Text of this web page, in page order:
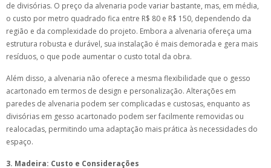
de divisórias. O preço da alvenaria pode variar bastante, mas, em média,
o custo por metro quadrado fica entre R$ 80 e R$ 150, dependendo da
região e da complexidade do projeto. Embora a alvenaria ofereça uma
estrutura robusta e durável, sua instalação é mais demorada e gera mais
resíduos, o que pode aumentar o custo total da obra.
Além disso, a alvenaria não oferece a mesma flexibilidade que o gesso
acartonado em termos de design e personalização. Alterações em
paredes de alvenaria podem ser complicadas e custosas, enquanto as
divisórias em gesso acartonado podem ser facilmente removidas ou
realocadas, permitindo uma adaptação mais prática às necessidades do
espaço.
3. Madeira: Custo e Considerações